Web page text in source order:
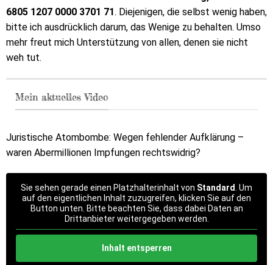
6805 1207 0000 3701 71. Diejenigen, die selbst wenig haben,
bitte ich ausdrücklich darum, das Wenige zu behalten. Umso
mehr freut mich Unterstützung von allen, denen sie nicht
weh tut.
Mein aktuelles Video
Juristische Atombombe: Wegen fehlender Aufklärung –
waren Abermillionen Impfungen rechtswidrig?
Sie sehen gerade einen Platzhalterinhalt von Standard . Um
auf den eigentlichen Inhalt zuzugreifen, klicken Sie auf den
Button unten. Bitte beachten Sie, dass dabei Daten an
Drittanbieter weitergegeben werden.
Inhalt entsperren